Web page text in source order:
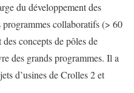
du développement des
programmes collaboratifs (> 60
concepts de pôles de
des grands programmes. Il a
d’usines de Crolles 2 et